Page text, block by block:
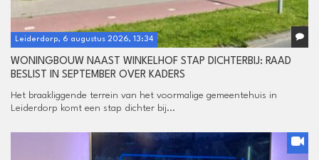
Leiderdorp, 6 augustus 2026, 13:34
WONINGBOUW NAAST WINKELHOF STAP DICHTERBIJ: RAAD
BESLIST IN SEPTEMBER OVER KADERS
Het braakliggende terrein van het voormalige gemeentehuis in
Leiderdorp komt een stap dichter bij...